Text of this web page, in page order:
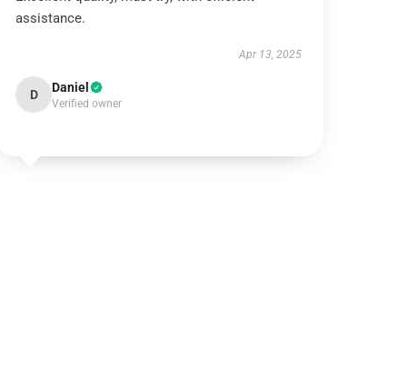
assistance.
Apr 13, 2025
D Daniel
Verified owner